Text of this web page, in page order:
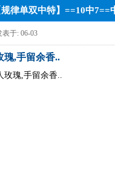
律单双中特】==10中7==
表于: 06-03
瑰,手留余香..
玫瑰,手留余香..